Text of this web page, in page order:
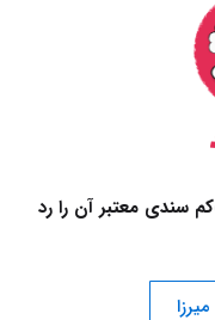
سندی معتبر آن را رد